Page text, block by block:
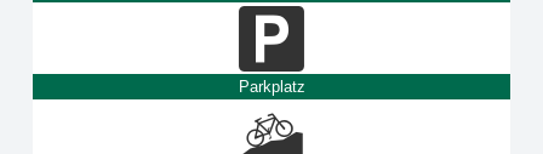
Parkplatz